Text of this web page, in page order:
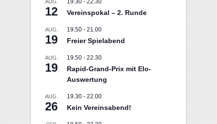
AUG.
12
19.30 - 22.30
Vereinspokal – 2. Runde
AUG.
19
19.50 - 21.00
Freier Spielabend
AUG.
19
19.50 - 22.30
Rapid-Grand-Prix mit Elo-
Auswertung
AUG.
26
19.30 - 22.00
Kein Vereinsabend!